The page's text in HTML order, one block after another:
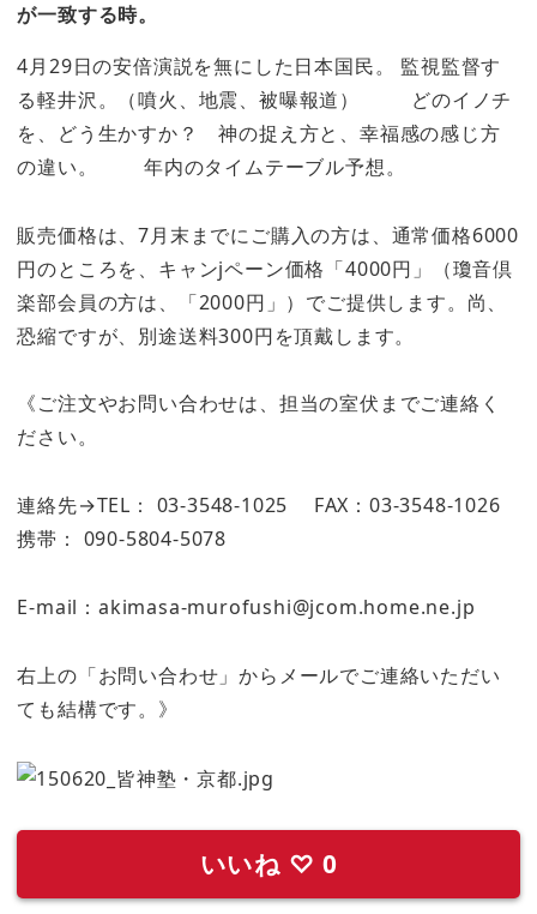
が一致する時。
4月29日の安倍演説を無にした日本国民。 監視監督す
る軽井沢。（噴火、地震、被曝報道） どのイノチ
を、どう生かすか？ 神の捉え方と、幸福感の感じ方
の違い。 年内のタイムテーブル予想。
販売価格は、7月末までにご購入の方は、通常価格6000
円のところを、キャンjペーン価格「4000円」（瓊音倶
楽部会員の方は、「2000円」）でご提供します。尚、
恐縮ですが、別途送料300円を頂戴します。
《ご注文やお問い合わせは、担当の室伏までご連絡く
ださい。
連絡先→TEL： 03-3548-1025 FAX：03-3548-1026
携帯： 090-5804-5078
E-mail：akimasa-murofushi@jcom.home.ne.jp
右上の「お問い合わせ」からメールでご連絡いただい
ても結構です。》
いいね ♡ 0